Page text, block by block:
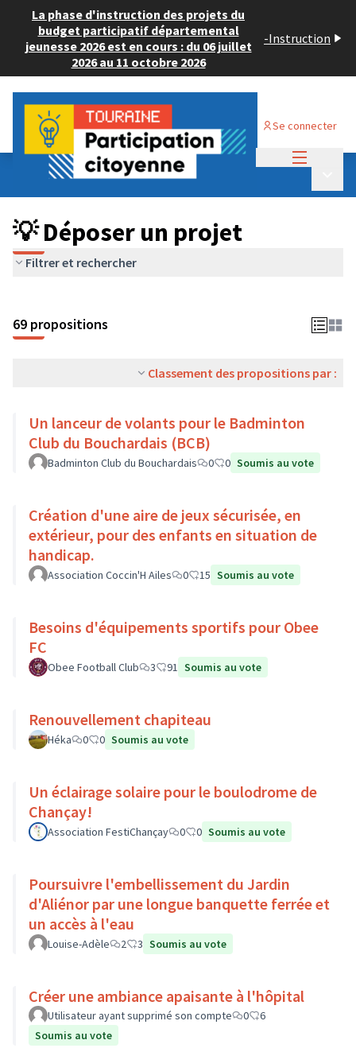
La phase d'instruction des projets du
budget participatif départemental
jeunesse 2026 est en cours : du 06 juillet
2026 au 11 octobre 2026
-Instruction
Se connecter
Budget Participatif ADULTE 2024
💡 Déposer un projet
💡 Déposer un projet
Filtrer et rechercher
69 propositions
Classement des propositions par :
Un lanceur de volants pour le Badminton
Club du Bouchardais (BCB)
Badminton Club du Bouchardais 0 0 Soumis au vote
Création d'une aire de jeux sécurisée, en
extérieur, pour des enfants en situation de
handicap.
Association Coccin'H Ailes 0 15 Soumis au vote
Besoins d'équipements sportifs pour Obee
FC
Obee Football Club 3 91 Soumis au vote
Renouvellement chapiteau
Héka 0 0 Soumis au vote
Un éclairage solaire pour le boulodrome de
Chançay!
Association FestiChançay 0 0 Soumis au vote
Poursuivre l'embellissement du Jardin
d'Aliénor par une longue banquette ferrée et
un accès à l'eau
Louise-Adèle 2 3 Soumis au vote
Créer une ambiance apaisante à l'hôpital
Utilisateur ayant supprimé son compte 0
6
Soumis au vote